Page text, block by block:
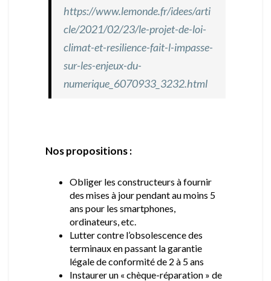
https://www.lemonde.fr/idees/arti
cle/2021/02/23/le-projet-de-loi-
climat-et-resilience-fait-l-impasse-
sur-les-enjeux-du-
numerique_6070933_3232.html
Nos propositions :
Obliger les constructeurs à fournir
des mises à jour pendant au moins 5
ans pour les smartphones,
ordinateurs, etc.
Lutter contre l’obsolescence des
terminaux en passant la garantie
légale de conformité de 2 à 5 ans
Instaurer un « chèque-réparation » de